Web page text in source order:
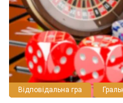
Відповідальна гра